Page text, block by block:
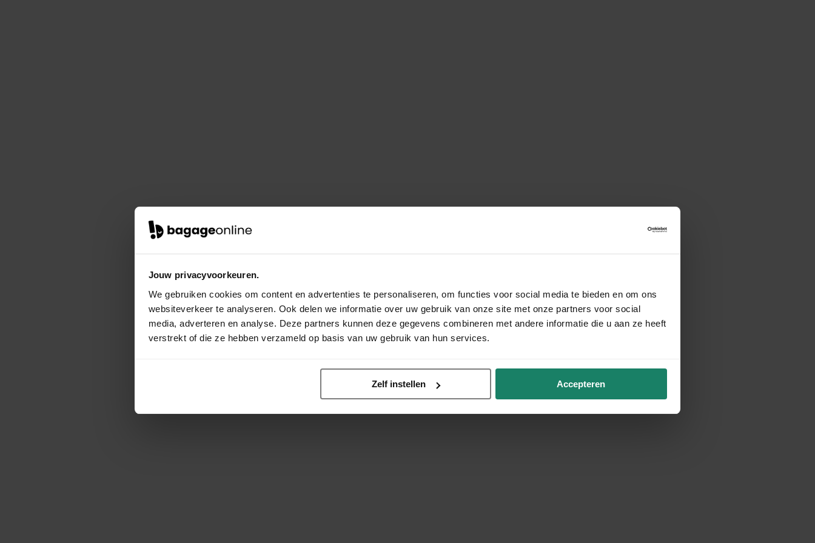
Jouw privacyvoorkeuren.
We gebruiken cookies om content en advertenties te personaliseren, om functies voor social media te bieden en om ons
websiteverkeer te analyseren. Ook delen we informatie over uw gebruik van onze site met onze partners voor social
media, adverteren en analyse. Deze partners kunnen deze gegevens combineren met andere informatie die u aan ze heeft
verstrekt of die ze hebben verzameld op basis van uw gebruik van hun services.
Zelf instellen Accepteren